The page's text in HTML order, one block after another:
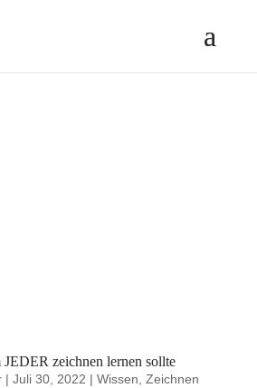
zeichnen lernen sollte
| Juli 30, 2022 | Wissen Zeichnen